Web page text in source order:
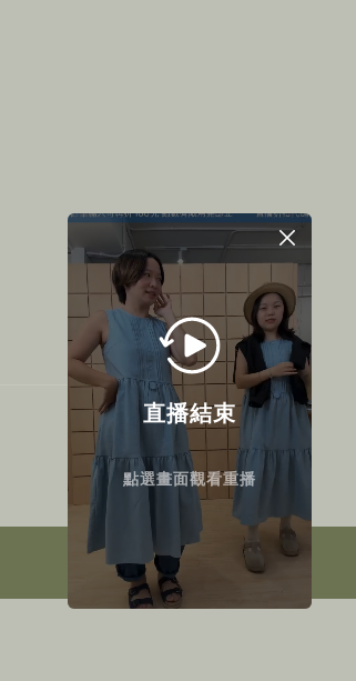
直播結束
點選畫面觀看重播